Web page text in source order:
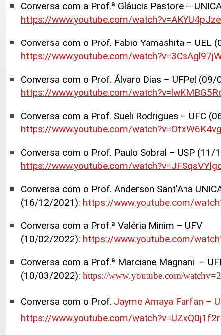
Conversa com a Prof.ª Gláucia Pastore –
https://www.youtube.com/
Conversa com o Prof. Fabio Yamashita – UEL
https://www.youtube.com/
Conversa com o Prof. Álvaro Dias – UFPel
https://www.youtube.com/
Conversa com a Prof. Sueli Rodrigues – UFC
https://www.youtube.com/
Conversa com o Prof. Paulo Sobral – USP (11/
https://www.youtube.com/
Conversa com o Prof. Anderson Sant’Ana
(16/12/2021): https://www.youtube.com/
Conversa com a Prof.ª Valéria Minim – UFV
(10/02/2022): https://www.youtube.com/
Conversa com a Prof.ª Marciane Magnani –
(10/03/2022): https://www.youtube.com/
Conversa com o Prof. Jayme Amaya Farfan –
https://www.youtube.com/